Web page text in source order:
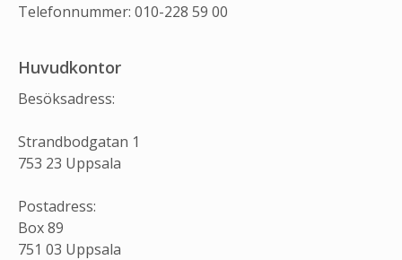
Telefonnummer: 010-228 59 00
Huvudkontor
Besöksadress:
Strandbodgatan 1
753 23 Uppsala
Postadress:
Box 89
751 03 Uppsala